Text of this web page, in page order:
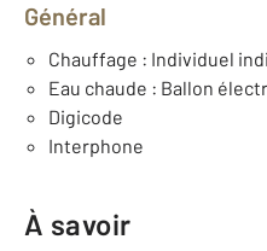
Général
Chauffage : Individuel
Eau chaude : Ballon
Digicode
Interphone
À savoir